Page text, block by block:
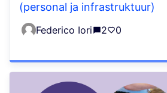
(personal ja infrastruktuur)
Federico Iori 2 0